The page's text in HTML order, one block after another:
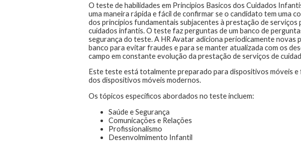
O teste de habilidades em Principios Basicos dos Cuidados
uma maneira rápida e fácil de confirmar se o candidato tem uma
dos princípios fundamentais subjacentes à prestação de serviços
cuidados infantis. O teste faz perguntas de um banco de
segurança do teste. A HR Avatar adiciona periodicamente novas
banco para evitar fraudes e para se manter atualizada com os
campo em constante evolução da prestação de serviços de
Este teste está totalmente preparado para dispositivos móveis e
dos dispositivos móveis modernos.
Os tópicos específicos abordados no teste incluem:
Saúde e Segurança
Comunicações e Relações
Profissionalismo
Desenvolmimento Infantil